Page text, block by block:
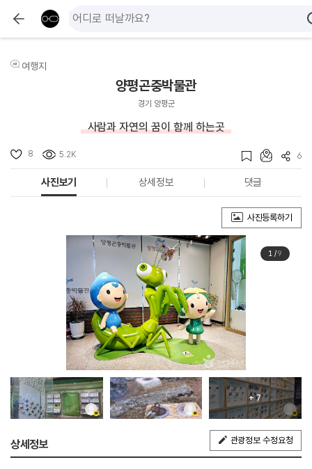
여행지
양평곤충박물관
경기 양평군
사람과 자연의 꿈이 함께 하는곳
8 5.2K 6
사진보기 상세정보 댓글
사진등록하기
1/9
+ 7
상세정보 관광정보 수정요청